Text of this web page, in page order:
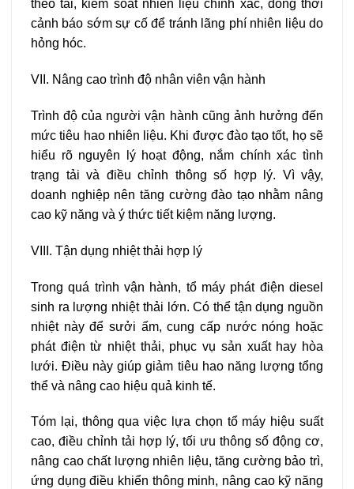
theo tải, kiểm soát nhiên liệu chính xác, đồng thời
cảnh báo sớm sự cố để tránh lãng phí nhiên liệu do
hỏng hóc.
VII. Nâng cao trình độ nhân viên vận hành
Trình độ của người vận hành cũng ảnh hưởng đến
mức tiêu hao nhiên liệu. Khi được đào tạo tốt, họ sẽ
hiểu rõ nguyên lý hoạt động, nắm chính xác tình
trạng tải và điều chỉnh thông số hợp lý. Vì vậy,
doanh nghiệp nên tăng cường đào tạo nhằm nâng
cao kỹ năng và ý thức tiết kiệm năng lượng.
VIII. Tận dụng nhiệt thải hợp lý
Trong quá trình vận hành, tổ máy phát điện diesel
sinh ra lượng nhiệt thải lớn. Có thể tận dụng nguồn
nhiệt này để sưởi ấm, cung cấp nước nóng hoặc
phát điện từ nhiệt thải, phục vụ sản xuất hay hòa
lưới. Điều này giúp giảm tiêu hao năng lượng tổng
thể và nâng cao hiệu quả kinh tế.
Tóm lại, thông qua việc lựa chọn tổ máy hiệu suất
cao, điều chỉnh tải hợp lý, tối ưu thông số động cơ,
nâng cao chất lượng nhiên liệu, tăng cường bảo trì,
ứng dụng điều khiển thông minh, nâng cao kỹ năng